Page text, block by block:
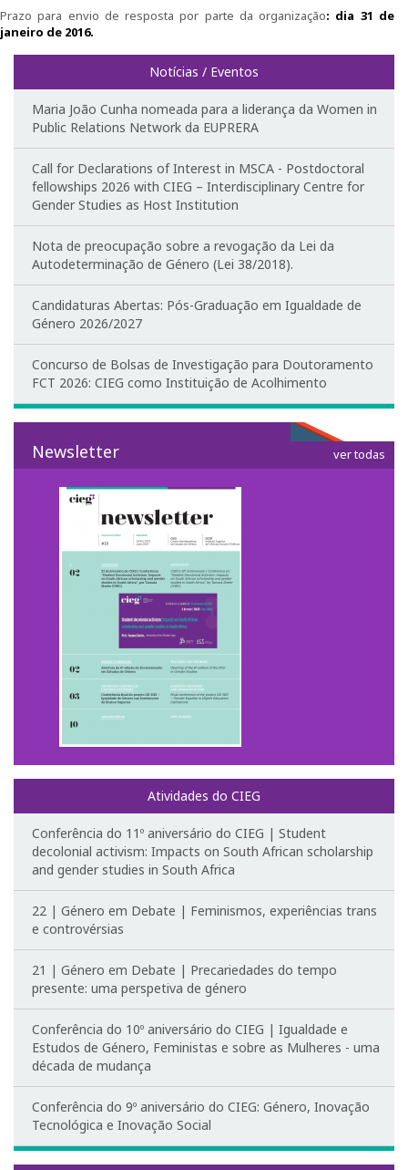
1º Congresso Internacional
Call for papers
Website do Congresso
Apresentações
2º Congresso Internacional
Mensagem de Boas-Vindas
Programa
Mensagem de agradecimento
Call for papers
Website do III Congresso
Fotografias e videos
O CIEG nos media
Ligações úteis
EDGE Lab
Equipamentos
Prazo para envio de resposta por parte da organização: dia 31 de
janeiro de 2016.
Notícias / Eventos
Maria João Cunha nomeada para a liderança da Women in
Public Relations Network da EUPRERA
Call for Declarations of Interest in MSCA - Postdoctoral
fellowships 2026 with CIEG – Interdisciplinary Centre for
Gender Studies as Host Institution
Nota de preocupação sobre a revogação da Lei da
Autodeterminação de Género (Lei 38/2018).
Candidaturas Abertas: Pós-Graduação em Igualdade de
Género 2026/2027
Concurso de Bolsas de Investigação para Doutoramento
FCT 2026: CIEG como Instituição de Acolhimento
Newsletter ver todas
Atividades do CIEG
Conferência do 11º aniversário do CIEG | Student
decolonial activism: Impacts on South African scholarship
and gender studies in South Africa
22 | Género em Debate | Feminismos, experiências trans
e controvérsias
21 | Género em Debate | Precariedades do tempo
presente: uma perspetiva de género
Conferência do 10º aniversário do CIEG | Igualdade e
Estudos de Género, Feministas e sobre as Mulheres - uma
década de mudança
Conferência do 9º aniversário do CIEG: Género, Inovação
Tecnológica e Inovação Social